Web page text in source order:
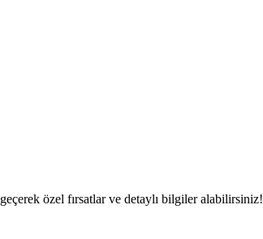
özel fırsatlar ve detaylı bilgiler alabilirsiniz!